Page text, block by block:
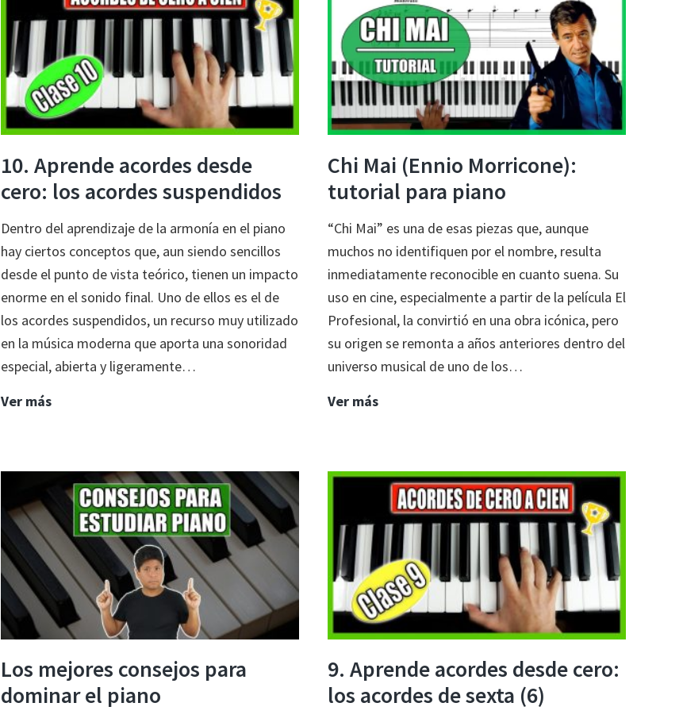
online
de
piano
NO
FUNCIONAN
(y
hacer
en
lugar)
acordes
de
novena
10. Aprende acordes desde
cero: los acordes suspendidos
Dentro del aprendizaje de la armonía en el piano
hay ciertos conceptos que, aun siendo sencillos
desde el punto de vista teórico, tienen un impacto
enorme en el sonido final. Uno de ellos es el de
los acordes suspendidos, un recurso muy utilizado
en la música moderna que aporta una sonoridad
especial, abierta y ligeramente…
Ver más10.
desde
cero:
los
acordes
suspendidos
Chi Mai (Ennio Morricone):
tutorial para piano
“Chi Mai” es una de esas piezas que, aunque
muchos no identifiquen por el nombre, resulta
inmediatamente reconocible en cuanto suena. Su
uso en cine, especialmente a partir de la película El
Profesional, la convirtió en una obra icónica, pero
su origen se remonta a años anteriores dentro del
universo musical de uno de los…
Ver másChi
Morricone):
tutorial
para
piano
Los mejores consejos para
dominar el piano
9. Aprende acordes desde cero:
los acordes de sexta (6)